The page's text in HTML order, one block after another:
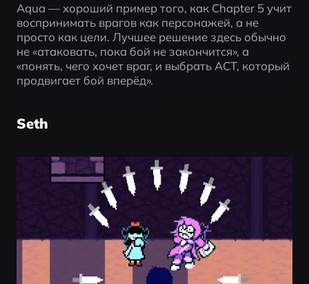
Aqua — хороший пример того, как Chapter 5 учит
воспринимать врагов как персонажей, а не
просто как цели. Лучшее решение здесь обычно
не «атаковать, пока бой не закончится», а
«понять, чего хочет враг, и выбрать ACT, который
продвигает бой вперёд».
Seth